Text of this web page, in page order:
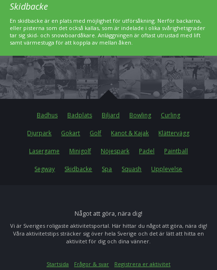
Skidbacke
En skidbacke är en plats med möjlighet för utförsåkning. Nerför backarna,
eller pisterna som det också kallas, som är indelade i olika svårighetsgrader
tar sig skid- och snowboardåkare. Anläggningen är oftast utrustad med lift
samt värmestuga för att koppla av mellan åken.
Badhus Badplats Biljard Bowling Curling
Djurpark Gokart Golf Kanot & Kajak Klättervägg
Lasergame Minigolf Nöjespark Padel Paintball
Segway Skidbacke Spa Squash Upplevelse
Något att göra, nära dig!
Vi är Sveriges roligaste aktivitetsportal. Här hittar du något att göra, nära dig!
Våra aktivitetstips sträcker sig över hela Sverige och det är lätt att hitta en
aktivitet för dig och dina vänner.
Startsida Frågor & svar
Registrera er aktivitet